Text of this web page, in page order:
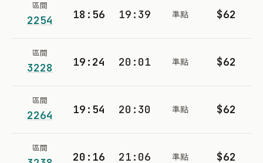
區間
2254 18:56 19:39 準點 $62
區間
3228 19:24 20:01 準點 $62
區間
2264 19:54 20:30 準點 $62
區間
20:16 21:06 準點 $62